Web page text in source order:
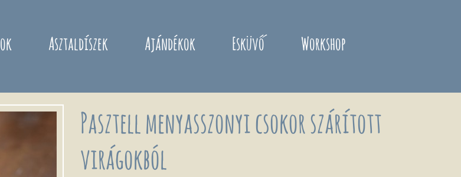
Asztaldíszek Ajándékok Esküvő Workshop
Pasztell menyasszonyi csokor szárított
virágokból